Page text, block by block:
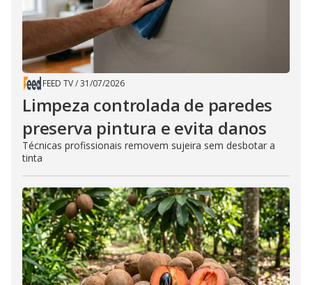
FEED TV/31/07/2026
Limpeza controlada de paredes
preserva pintura e evita danos
Técnicas profissionais removem sujeira sem desbotar a
tinta